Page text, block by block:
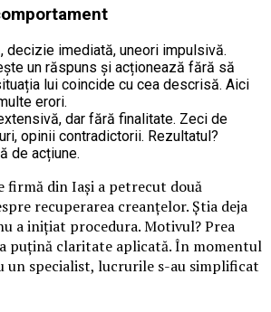
decizie imediată, uneori impulsivă.
un răspuns și acționează fără să
lui coincide cu cea descrisă. Aici
erori.
dar fără finalitate. Zeci de
opinii contradictorii. Rezultatul?
de acțiune.
firmă din Iași a petrecut două
recuperarea creanțelor. Știa deja
a inițiat procedura. Motivul? Prea
puțină claritate aplicată. În momentul
un specialist, lucrurile s-au simplificat